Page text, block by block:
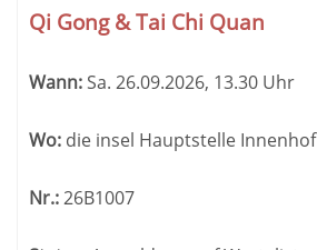
Qi Gong & Tai Chi Quan
Wann:Sa. 26.09.2026, 13.30 Uhr
Wo: die insel Hauptstelle Innenhof
Nr.:26B1007